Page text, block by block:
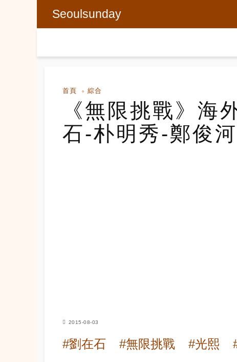
Seoulsunday
首頁 綜合
《無限挑戰》海
石-朴明秀-鄭俊
2015-08-03
#劉在石 #無限挑戰 #光熙